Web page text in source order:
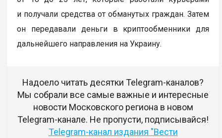
и получали средства от обманутых граждан. Затем
он передавали деньги в криптообменники для
дальнейшего направления на Украину.
Надоело читать десятки Telegram-каналов?
Мы собрали все самые важные и интересные
новости Московского региона в новом
Telegram-канале. Не пропусти, подписывайся!
Telegram-канал издания "Вести